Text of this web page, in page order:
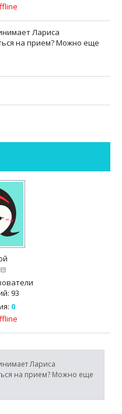
Лариса
на прием? Можно еще
93
0
Лариса
на прием? Можно еще